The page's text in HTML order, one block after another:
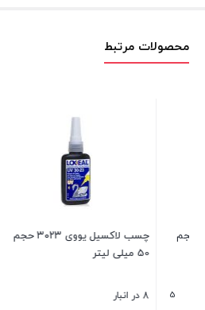
محصولات مرتبط
چسب لاکسیل یووی ۳۰۲۳ حجم